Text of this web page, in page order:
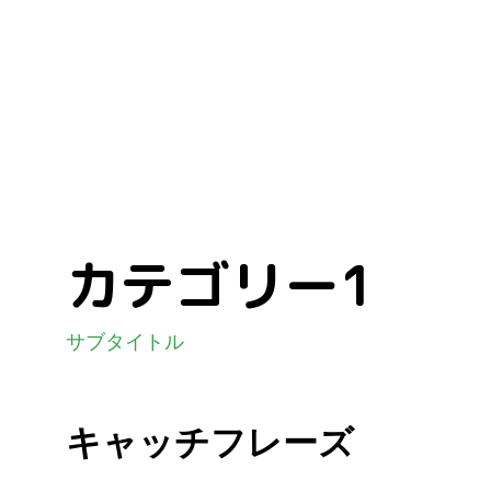
カテゴリー1
サブタイトル
キャッチフレーズ